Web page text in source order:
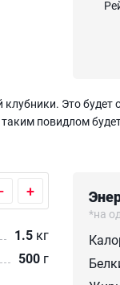
Это будет
повидлом
+
1.5 кг
500 г
*на